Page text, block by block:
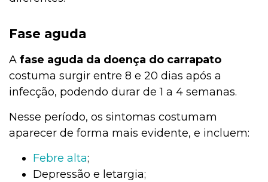
Fase aguda
A fase aguda da doença do carrapato
costuma surgir entre 8 e 20 dias após a
infecção, podendo durar de 1 a 4 semanas.
Nesse período, os sintomas costumam
aparecer de forma mais evidente, e incluem:
Febre alta;
Depressão e letargia;